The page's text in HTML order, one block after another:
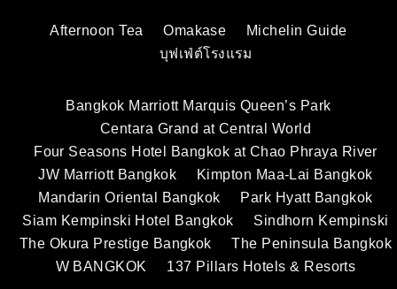
Afternoon Tea Omakase
Michelin Guide
บุฟเฟ่ต์โรงแรม
Bangkok Marriott Marquis Queen’s Park
Centara Grand at Central World
Four Seasons Hotel Bangkok at Chao Phraya River
JW Marriott Bangkok
Kimpton Maa-Lai Bangkok
Mandarin Oriental Bangkok
Park Hyatt Bangkok
Siam Kempinski Hotel Bangkok
Sindhorn Kempinski
The Okura Prestige Bangkok
The Peninsula Bangkok
W BANGKOK
137 Pillars Hotels & Resorts